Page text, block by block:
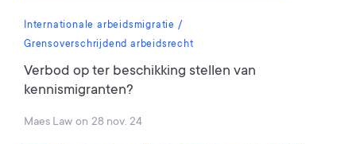
Internationale arbeidsmigratie
Grensoverschrijdend arbeidsrecht
Verbod op ter beschikking stellen van
kennismigranten?
Maes Law on 28 nov. 24